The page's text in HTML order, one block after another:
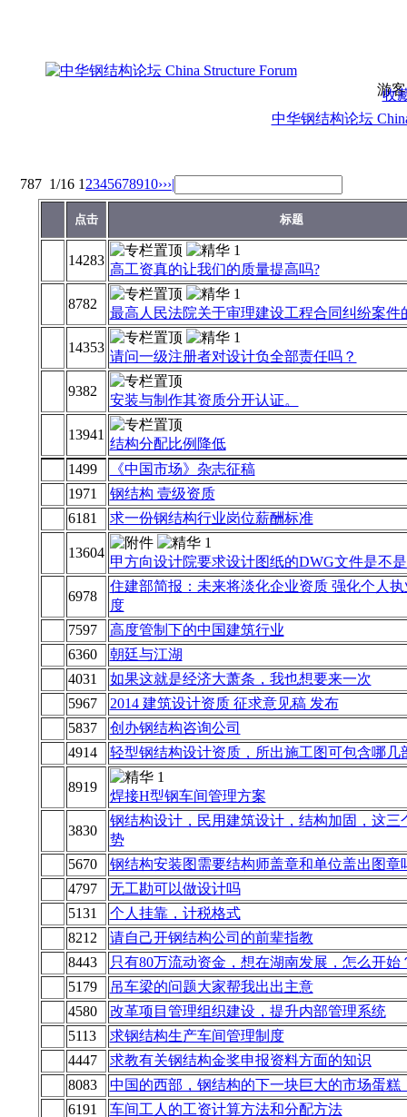
游
收
中华钢结构论坛
787 1/16 1 2345678910›››|
点击 标题
14283
高工资真的让我们的质量提高吗?
8782
最高人民法院关于审理建设工程合同纠纷案件
14353
请问一级注册者对设计负全部责任吗？
9382
安装与制作其资质分开认证。
13941
结构分配比例降低
1499
《中国市场》杂志征稿
1971
钢结构 壹级资质
6181
求一份钢结构行业岗位薪酬标准
13604
甲方向设计院要求设计图纸的DWG文件是不
6978
住建部简报：未来将淡化企业资质 强化个人
度
7597
高度管制下的中国建筑行业
6360
朝廷与江湖
4031
如果这就是经济大萧条，我也想要来一次
5967
2014 建筑设计资质 征求意见稿 发布
5837
创办钢结构咨询公司
4914
轻型钢结构设计资质，所出施工图可包含哪几
8919
焊接H型钢车间管理方案
3830
钢结构设计，民用建筑设计，结构加固，这三
势
5670
钢结构安装图需要结构师盖章和单位盖出图章
4797
无工勘可以做设计吗
5131
个人挂靠，计税格式
8212
请自己开钢结构公司的前辈指教
8443
只有80万流动资金，想在湖南发展，怎么开始
5179
吊车梁的问题大家帮我出出主意
4580
改革项目管理组织建设，提升内部管理系统
5113
求钢结构生产车间管理制度
4447
求教有关钢结构金奖申报资料方面的知识
8083
中国的西部，钢结构的下一块巨大的市场蛋糕
6191
车间工人的工资计算方法和分配方法